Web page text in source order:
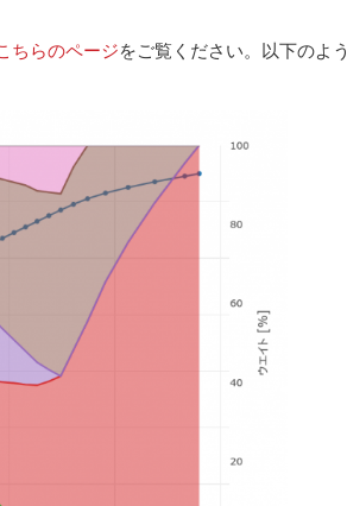
ちらのページをご覧ください。以下のよう